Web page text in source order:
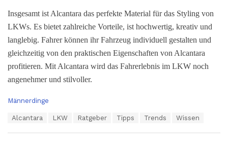
Insgesamt ist Alcantara das perfekte Material für das Styling von
LKWs. Es bietet zahlreiche Vorteile, ist hochwertig, kreativ und
langlebig. Fahrer können ihr Fahrzeug individuell gestalten und
gleichzeitig von den praktischen Eigenschaften von Alcantara
profitieren. Mit Alcantara wird das Fahrerlebnis im LKW noch
angenehmer und stilvoller.
C
Männerdinge
Alcantara LKW Ratgeber Tipps Trends Wissen